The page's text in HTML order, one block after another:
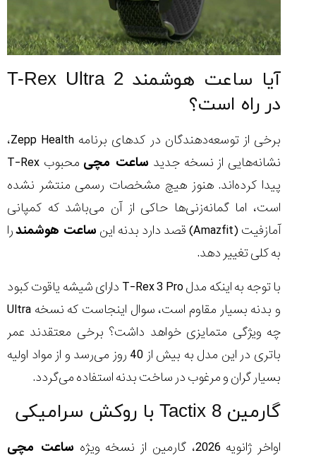
آیا ساعت هوشمند T-Rex Ultra 2
در راه است؟
برخی از توسعه‌دهندگان در کدهای برنامه Zepp Health،
نشانه‌هایی از نسخه جدید ساعت مچی
محبوب T-Rex
پیدا کرده‌اند. هنوز هیچ مشخصات رسمی منتشر نشده
است، اما گمانه‌زنی‌ها حاکی از آن می‌باشد که کمپانی
آمازفیت (Amazfit) قصد دارد بدنه این
ساعت هوشمندرا
به کلی تغییر دهد.
با توجه به اینکه مدل T-Rex 3 Pro دارای شیشه یاقوت کبود
و بدنه بسیار مقاوم است، سوال اینجاست که نسخه Ultra
چه ویژگی متمایزی خواهد داشت؟ برخی معتقدند عمر
باتری در این مدل به بیش از 40 روز می‌رسد و از مواد اولیه
بسیار گران و مرغوب در ساخت بدنه استفاده می‌گردد.
گارمین Tactix 8 با روکش سرامیکی
اواخر ژانویه 2026، گارمین از نسخه ویژه
ساعت مچی